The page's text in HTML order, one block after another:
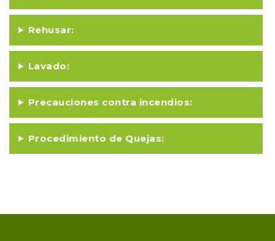
Rehusar:
Lavado:
Precauciones contra incendios:
Procedimiento de Quejas: